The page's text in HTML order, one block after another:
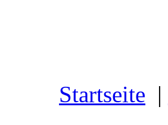
Startseite |